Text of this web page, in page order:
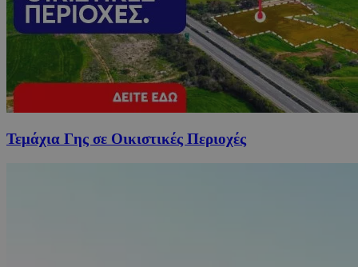
Τεμάχια Γης σε Οικιστικές Περιοχές